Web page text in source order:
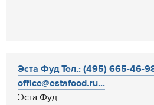
Эста Фуд Тел.: (495) 665-46-
office@estafood.ru...
Эста Фуд